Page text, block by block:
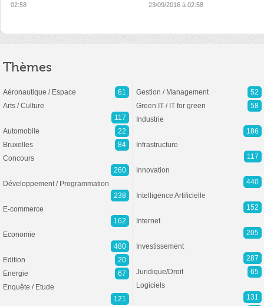
02:58
23/09/2016 à 02:58
Thèmes
Aéronautique / Espace
61
Arts / Culture
117
Automobile
22
Bruxelles
84
Concours
260
Développement / Programmation
238
E-commerce
162
Economie
480
Edition
20
Energie
67
Enquête / Etude
121
Gestion / Management
52
Green IT / IT for green
58
Industrie
186
Infrastructure
117
Innovation
440
Intelligence Artificielle
152
Internet
205
Investissement
287
Juridique/Droit
65
Logiciels
131